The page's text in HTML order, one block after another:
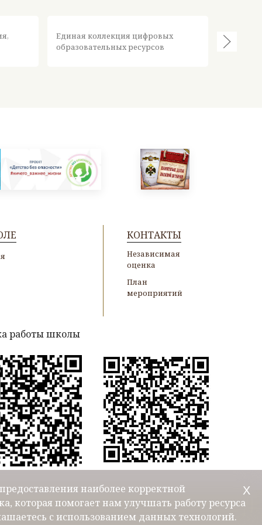
Единая коллекция цифровых
образовательных ресурсов
работы школы
КОНТАКТЫ
Независимая
оценка
План
мероприятий
наиболее корректной
которая помогает нам улучшать работу ресурса
с использованием данных технологий.
Х